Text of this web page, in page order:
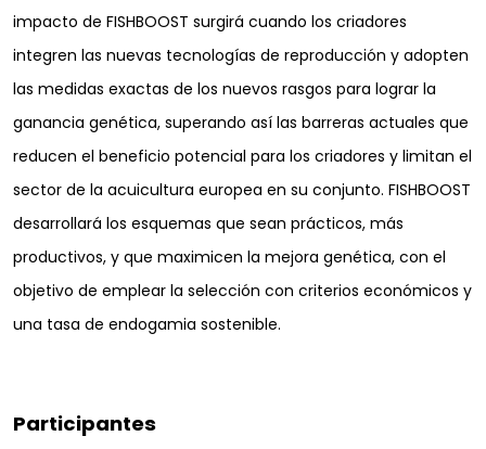
impacto de FISHBOOST surgirá cuando los criadores
integren las nuevas tecnologías de reproducción y adopten
las medidas exactas de los nuevos rasgos para lograr la
ganancia genética, superando así las barreras actuales que
reducen el beneficio potencial para los criadores y limitan el
sector de la acuicultura europea en su conjunto. FISHBOOST
desarrollará los esquemas que sean prácticos, más
productivos, y que maximicen la mejora genética, con el
objetivo de emplear la selección con criterios económicos y
una tasa de endogamia sostenible.
Participantes